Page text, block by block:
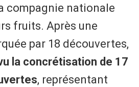
compagnie nationale
fruits. Après une
par 18 découvertes,
la concrétisation de 17
, représentant